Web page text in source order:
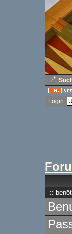
Login:
::